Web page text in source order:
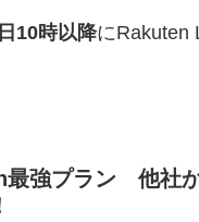
10時以降にRakuten
最強プラン 他社